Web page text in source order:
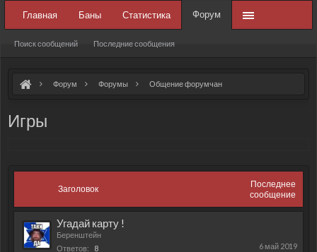
Форум Форумы Общение форумчан
Игры
Заголовок
Последнее
сообщение
Угадай карту !
Беренштейн
Ответов:
8 6 май 2019
Главная Баны Статистика Форум
Поиск сообщений Последние сообщения